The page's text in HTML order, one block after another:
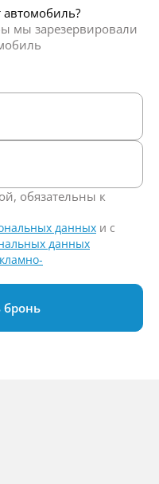
автомобиль?
мы зарезервировали
обязательны к
данных и c
данных
бронь